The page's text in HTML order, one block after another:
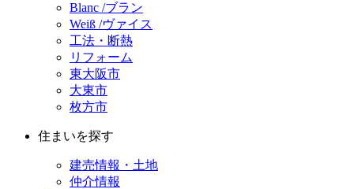
Blanc /ブラン
Weiß /ヴァイス
工法・断熱
リフォーム
東大阪市
大東市
枚方市
住まいを探す
建売情報・土地
仲介情報